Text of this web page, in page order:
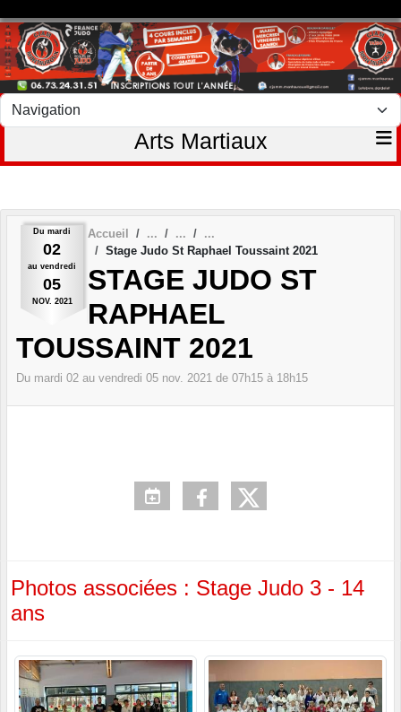
Arts Martiaux
Du mardi
02
au vendredi
05
NOV. 2021
Accueil
Stage Judo St Raphael Toussaint 2021
STAGE JUDO ST
RAPHAEL
TOUSSAINT 2021
Du mardi 02 au vendredi 05 nov. 2021 de 07h15 à 18h15
Photos associées : Stage Judo 3 - 14
ans